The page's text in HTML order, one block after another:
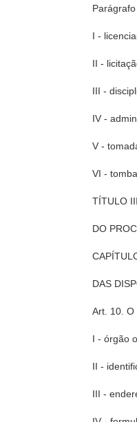
I -
II -
III -
IV -
V -
VI -
TÍTULO III
DO
DAS
Art. 10.
I - órgão
II -
III -